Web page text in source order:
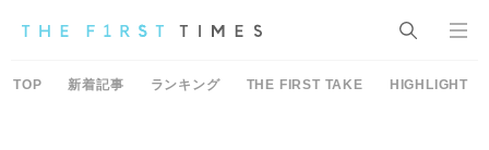
TOP 新着記事 ランキング THE FIRST TAKE HIGHLIGHT